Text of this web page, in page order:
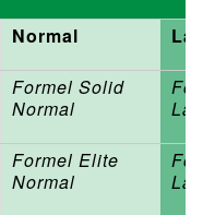
Normal
Formel Solid
Normal
Formel Elite
Normal